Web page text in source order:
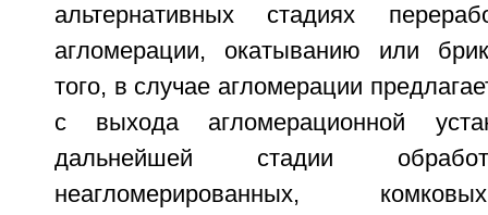
альтернативных стадиях
агломерации, окатыванию или
того, в случае агломерации
с выхода агломерационной
дальнейшей стадии
неагломерированных,